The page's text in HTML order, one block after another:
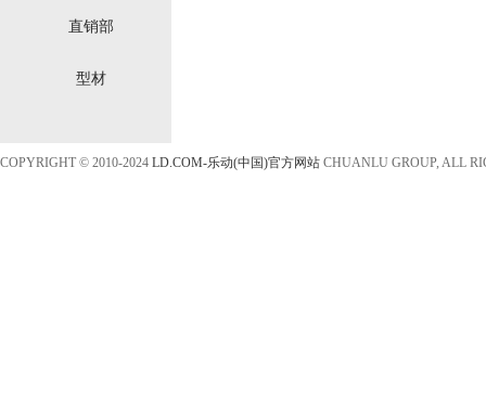
直销部
型材
COPYRIGHT © 2010-2024 LD.COM-乐动(中国)官方网站 CHUANLU GROUP, ALL